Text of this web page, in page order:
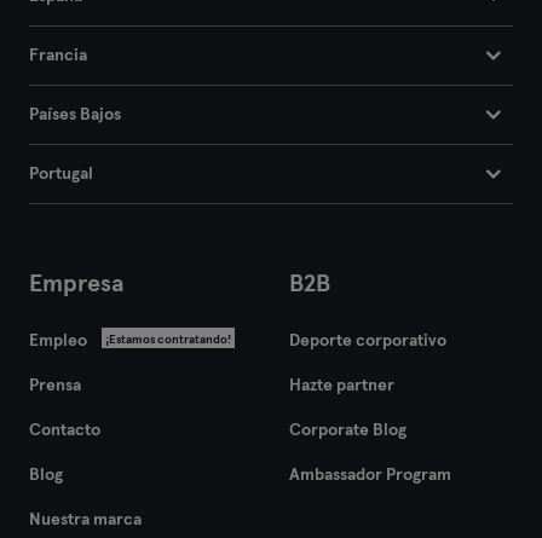
Francia
Países Bajos
Portugal
Empresa
Empleo ¡Estamos contratando!
Prensa
Contacto
Blog
Nuestra marca
B2B
Deporte corporativo
Hazte partner
Corporate Blog
Ambassador Program